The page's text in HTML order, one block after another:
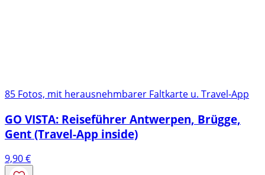
85 Fotos, mit herausnehmbarer Faltkarte u. Travel-App
GO VISTA: Reiseführer Antwerpen, Brügge,
Gent (Travel-App inside)
9,90€